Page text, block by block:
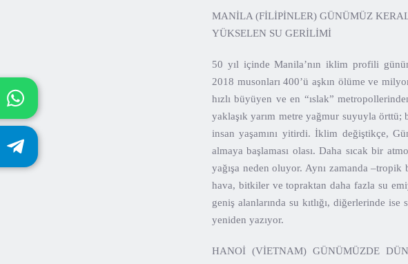
MANİLA (FİLİPİNLER) GÜNÜMÜZ
YÜKSELEN SU GERİLİMİ
50 yıl içinde Manila’nın iklim profili
2018 musonları 400’ü aşkın ölüme ve
hızlı büyüyen ve en “ıslak”
yaklaşık yarım metre yağmur suyuyla örttü;
insan yaşamını yitirdi. İklim değiştikçe,
almaya başlaması olası. Daha sıcak bir
yağışa neden oluyor. Aynı zamanda –tropik
hava, bitkiler ve topraktan daha fazla su
geniş alanlarında su kıtlığı, diğerlerinde
yeniden yazıyor.
HANOİ (VİETNAM) GÜNÜMÜZDE